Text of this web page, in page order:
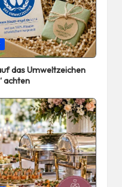
das Umweltzeichen
achten